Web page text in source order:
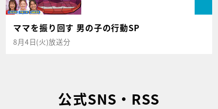
ママを振り回す 男の子の行動SP
8月4日(火)放送分
公式SNS・RSS